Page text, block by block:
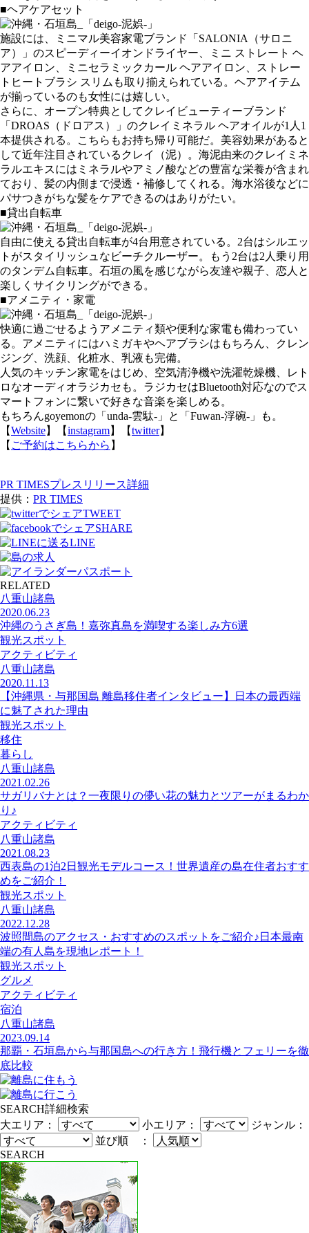
■ヘアケアセット
施設には、ミニマル美容家電ブランド「SALONIA（サロニ
ア）」のスピーディーイオンドライヤー、ミニ ストレート ヘ
アアイロン、ミニセラミックカール ヘアアイロン、ストレー
トヒートブラシ スリムも取り揃えられている。ヘアアイテム
が揃っているのも女性には嬉しい。
さらに、オープン特典としてクレイビューティーブランド
「DROAS（ドロアス）」のクレイミネラル ヘアオイルが1人1
本提供される。こちらもお持ち帰り可能だ。美容効果があると
して近年注目されているクレイ（泥）。海泥由来のクレイミネ
ラルエキスにはミネラルやアミノ酸などの豊富な栄養が含まれ
ており、髪の内側まで浸透・補修してくれる。海水浴後などに
パサつきがちな髪をケアできるのはありがたい。
■貸出自転車
自由に使える貸出自転車が4台用意されている。2台はシルエッ
トがスタイリッシュなビーチクルーザー。もう2台は2人乗り用
のタンデム自転車。石垣の風を感じながら友達や親子、恋人と
楽しくサイクリングができる。
■アメニティ・家電
快適に過ごせるようアメニティ類や便利な家電も備わってい
る。アメニティにはハミガキやヘアブラシはもちろん、クレン
ジング、洗顔、化粧水、乳液も完備。
人気のキッチン家電をはじめ、空気清浄機や洗濯乾燥機、レト
ロなオーディオラジカセも。ラジカセはBluetooth対応なのでス
マートフォンに繋いで好きな音楽を楽しめる。
もちろんgoyemonの「unda-雲駄-」と「Fuwan-浮碗-」も。
【Website】【instagram】【twitter】
【 ご予約はこちらから 】
PR TIMESプレスリリース詳細
提供： PR TIMES
TWEET
SHARE
LINE
RELATED
八重山諸島
2020.06.23
沖縄のうさぎ島！嘉弥真島を満喫する楽しみ方6選
観光スポット
アクティビティ
八重山諸島
2020.11.13
【沖縄県・与那国島 離島移住者インタビュー】日本の最西端
に魅了された理由
観光スポット
移住
暮らし
八重山諸島
2021.02.26
サガリバナとは？一夜限りの儚い花の魅力とツアーがまるわか
り♪
アクティビティ
八重山諸島
2021.08.23
西表島の1泊2日観光モデルコース！世界遺産の島在住者おすす
めをご紹介！
観光スポット
八重山諸島
2022.12.28
波照間島のアクセス・おすすめのスポットをご紹介♪日本最南
端の有人島を現地レポート！
観光スポット
グルメ
アクティビティ
宿泊
八重山諸島
2023.09.14
那覇・石垣島から与那国島への行き方！飛行機とフェリーを徹
底比較
SEARCH詳細検索
大エリア：
小エリア：
ジャンル：
並び順 ：
SEARCH